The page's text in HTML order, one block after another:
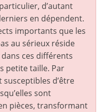
d’autant
en dépendent.
importants que les
au sérieux réside
ces différents
petite taille. Par
d’être
sont
pièces, transformant